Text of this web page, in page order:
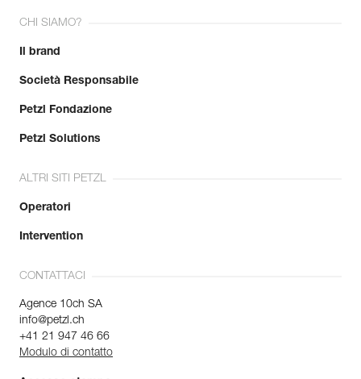
CHI SIAMO?
Il brand
Società Responsabile
Petzl Fondazione
Petzl Solutions
ALTRI SITI PETZL
Operatori
Intervention
CONTATTACI
Agence 10ch SA
info@petzl.ch
+41 21 947 46 66
Modulo di contatto